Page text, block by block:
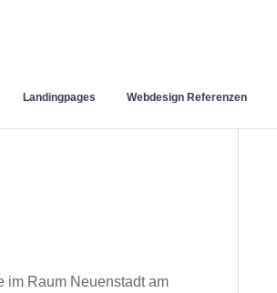
Landingpages Webdesign Referenzen
im Raum Neuenstadt am